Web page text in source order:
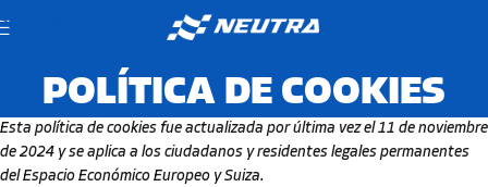
Skip to navigation
POLÍTICA DE COOKIES
Esta política de cookies fue actualizada por última vez el 11 de noviembre
de 2024 y se aplica a los ciudadanos y residentes legales permanentes
del Espacio Económico Europeo y Suiza.